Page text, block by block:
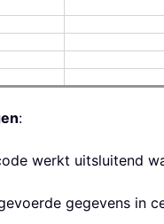
:
werkt uitsluitend
gegevens in